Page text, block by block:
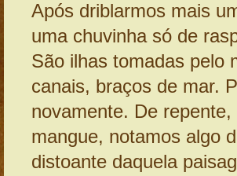
Após driblarmos mais
uma chuvinha só de
São ilhas tomadas pelo
canais, braços de mar.
novamente. De
mangue, notamos algo
distoante daquela